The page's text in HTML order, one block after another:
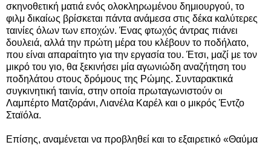
σκηνοθετική ματιά ενός ολοκληρωμένου δημιουργού, το
φιλμ δικαίως βρίσκεται πάντα ανάμεσα στις δέκα καλύτερες
ταινίες όλων των εποχών. Ένας φτωχός άντρας πιάνει
δουλειά, αλλά την πρώτη μέρα του κλέβουν το ποδήλατο,
που είναι απαραίτητο για την εργασία του. Έτσι, μαζί με τον
μικρό του γιο, θα ξεκινήσει μία αγωνιώδη αναζήτηση του
ποδηλάτου στους δρόμους της Ρώμης. Συνταρακτικά
συγκινητική ταινία, στην οποία πρωταγωνιστούν οι
Λαμπέρτο Ματζοράνι, Λιανέλα Καρέλ και ο μικρός Έντζο
Σταϊόλα.
Επίσης, αναμένεται να προβληθεί και το εξαιρετικό «Θαύμα